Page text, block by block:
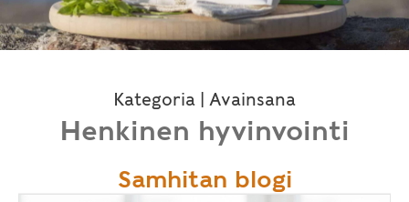
Kategoria | Avainsana
Henkinen hyvinvointi
Samhitan blogi